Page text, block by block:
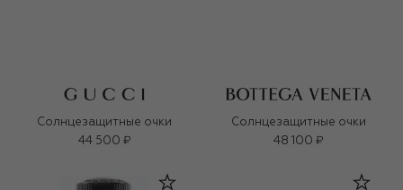
Солнцезащитные очки
44 500 ₽
Солнцезащитные очки
48 100 ₽